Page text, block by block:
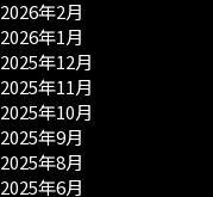
2026年2月
2026年1月
2025年12月
2025年11月
2025年10月
2025年9月
2025年8月
2025年6月